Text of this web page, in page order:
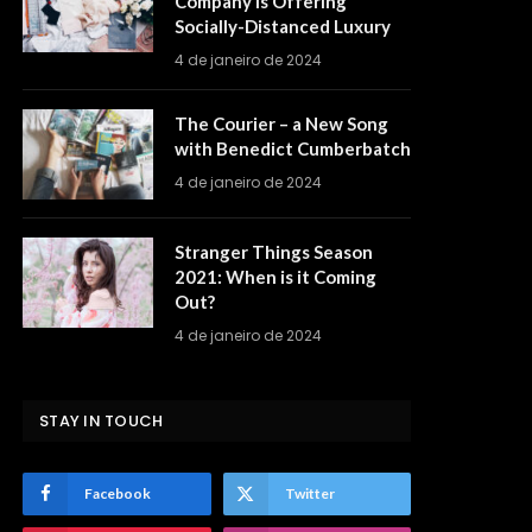
Socially-Distanced Luxury
4 de janeiro de 2024
The Courier – a New Song
with Benedict Cumberbatch
4 de janeiro de 2024
Stranger Things Season
2021: When is it Coming
Out?
4 de janeiro de 2024
STAY IN TOUCH
Facebook Twitter